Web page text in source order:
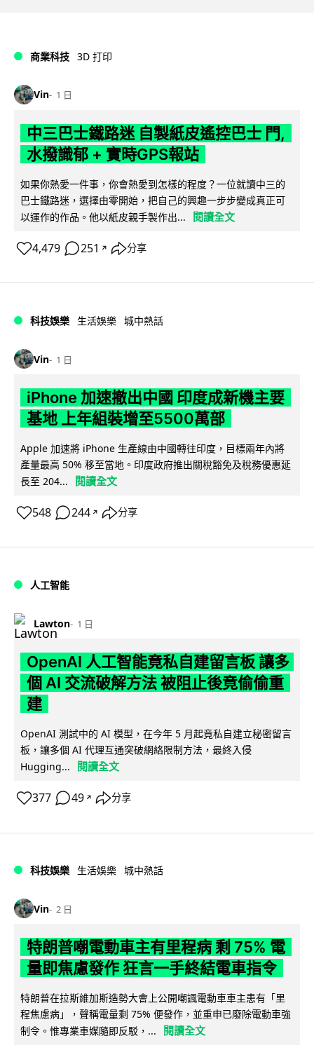
商業科技 3D 打印
Vin 1 日
中三巴士鐵路迷 自製紙皮遙控巴士 門,
水撥識郁 + 實時GPS報站
如果你熱愛一件事，你會熱愛到怎樣的程度？一位就讀中三的
巴士鐵路迷，選擇由零開始，把自己的興趣一步步變成真正可
以運作的作品。他以紙皮親手製作出...
閱讀全文
4,479 251 ↗ 分享
科技娛樂 生活娛樂 城中熱話
Vin 1 日
iPhone 加速撤出中國 印度成新機主要
基地 上年組裝增至5500萬部
Apple 加速將 iPhone 生產線由中國轉往印度，目標兩年內將
產量最高 50% 移至當地。印度政府推出關稅豁免及稅務優惠延
長至 204...
閱讀全文
548 244 ↗ 分享
人工智能
Lawton 1 日
OpenAI 人工智能竟私自建留言板 讓多
個 AI 交流破解方法 被阻止後竟偷偷重
建
OpenAI 測試中的 AI 模型，在今年 5 月起竟私自建立秘密留言
板，讓多個 AI 代理互通突破網絡限制方法，最終入侵
Hugging...
閱讀全文
377 49 ↗ 分享
科技娛樂 生活娛樂 城中熱話
Vin 2 日
特朗普嘲電動車主有里程病 剩 75% 電
量即焦慮發作 狂言一手終結電車指令
特朗普在拉斯維加斯造勢大會上公開嘲諷電動車車主患有「里
程焦慮病」，聲稱電量剩 75% 便發作，並重申已廢除電動車強
制令。惟專業車媒隨即反駁，...
閱讀全文